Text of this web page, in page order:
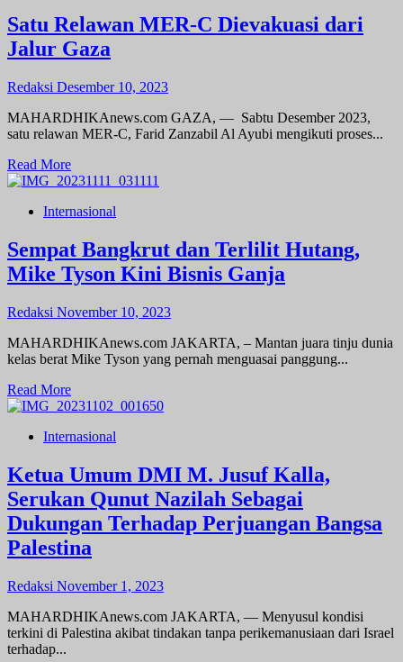
Polsek
Jatinegara,
Polisi
Pelajari
Pasca
Tawuran
Satu Relawan MER-C Dievakuasi dari
Jalur Gaza
Redaksi Desember 10, 2023
MAHARDHIKAnews.com GAZA, — Sabtu Desember 2023,
satu relawan MER-C, Farid Zanzabil Al Ayubi mengikuti proses...
Read MoreRead
more
Satu
MER-
C
Dievakuasi
Jalur
Internasional
Sempat Bangkrut dan Terlilit Hutang,
Mike Tyson Kini Bisnis Ganja
Redaksi November 10, 2023
MAHARDHIKAnews.com JAKARTA, – Mantan juara tinju dunia
kelas berat Mike Tyson yang pernah menguasai panggung...
Read MoreRead
more
Sempat
dan
Terlilit
Hutang,
Mike
Tyson
Kini
Ganja
Internasional
Ketua Umum DMI M. Jusuf Kalla,
Serukan Qunut Nazilah Sebagai
Dukungan Terhadap Perjuangan Bangsa
Palestina
Redaksi November 1, 2023
MAHARDHIKAnews.com JAKARTA, — Menyusul kondisi
terkini di Palestina akibat tindakan tanpa perikemanusiaan dari Israel
terhadap...